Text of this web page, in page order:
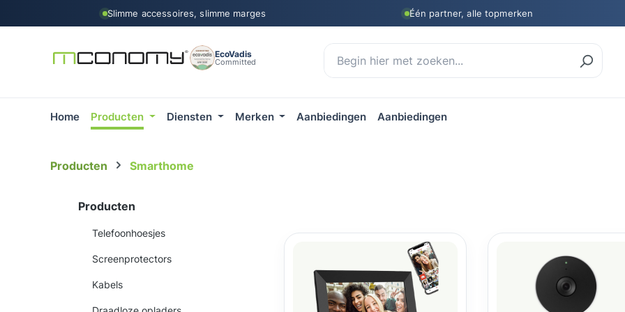
de hoofdinhoud
Ga naar de zoekopdracht
Ga naar de hoofdnavigatieSlimme accessoires, slimme marges Één partner, alle topmerken
EcoVadis
Committed
Home Producten Diensten Merken Aanbiedingen Aanbiedingen
Producten Smarthome
Producten
Telefoonhoesjes
Screenprotectors
Kabels